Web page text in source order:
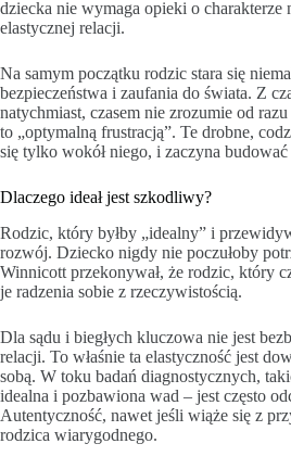
dziecka nie wymaga opieki o
elastycznej relacji.
Na samym początku rodzic stara się
bezpieczeństwa i zaufania do świata. Z
natychmiast, czasem nie zrozumie od
to „optymalną frustracją”. Te drobne,
się tylko wokół niego, i zaczyna budować
Dlaczego ideał jest szkodliwy?
Rodzic, który byłby „idealny” i
rozwój. Dziecko nigdy nie poczułoby
Winnicott przekonywał, że rodzic, który
je radzenia sobie z rzeczywistością.
Dla sądu i biegłych kluczowa nie jest
relacji. To właśnie ta elastyczność jest
sobą. W toku badań diagnostycznych,
idealna i pozbawiona wad – jest często
Autentyczność, nawet jeśli wiąże się z
rodzica wiarygodnego.